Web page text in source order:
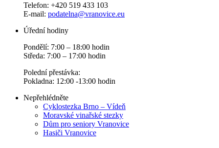
Telefon: +420 519 433 103
E-mail: podatelna@vranovice.eu
Úřední hodiny
Pondělí: 7:00 – 18:00 hodin
Středa: 7:00 – 17:00 hodin
Polední přestávka:
Pokladna: 12:00 -13:00 hodin
Nepřehlédněte
Cyklostezka Brno – Vídeň
Moravské vinařské stezky
Dům pro seniory Vranovice
Hasiči Vranovice